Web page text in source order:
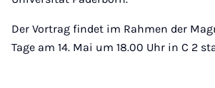
Der Vortrag findet im Rahmen der
Tage am 14. Mai um 18.00 Uhr in C 2